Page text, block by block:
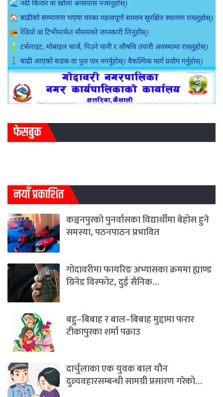
फेसबुक
नयाँ प्रकाशित
कञ्चनपुरको पुनर्वासका विद्यार्थीमा बेहोस हुने
समस्या, पठनपाठन प्रभावित
गोदावरीमा फायरिङ अभ्यासका क्रममा ह्याण्ड
ग्रिनेड विस्फोट, दुई सैनिक…
बहु–बिबाह र बाल–बिबाह मुद्दामा फरार
टीकापुरका शर्मा पक्राउ
दार्चुलाका एक युवक बाल यौन
दुव्र्यवहारसम्बन्धी सामग्री प्रसारण गरेको…